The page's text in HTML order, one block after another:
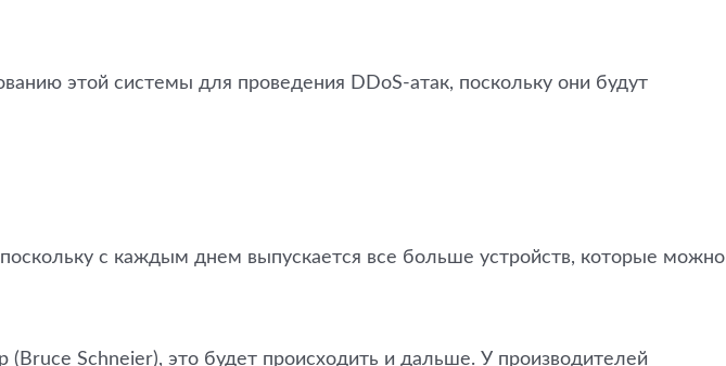
этой системы для проведения DDoS-атак, поскольку они будут
с каждым днем выпускается все больше устройств, которые можно
Schneier), это будет происходить и дальше. У производителей